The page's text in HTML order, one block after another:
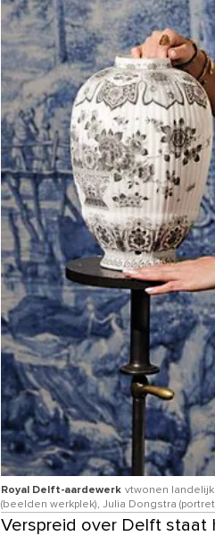
Royal Delft-aardewerk vtwonen
(beelden werkplek), Julia Dongstra
Verspreid over Delft staat het blauw-witte Delfts aardewerk in